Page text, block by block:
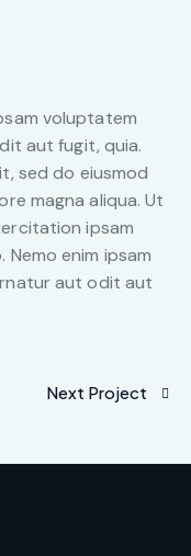
voluptatem
aut fugit, quia.
sed do eiusmod
magna aliqua. Ut
ipsam
enim ipsam
aut odit aut
Next Project